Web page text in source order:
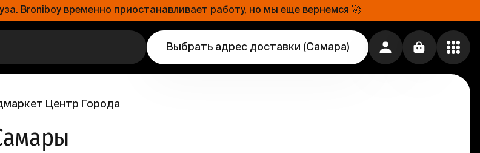
Broniboy временно приостанавливает работу, но мы еще вернемся 🚀
Выбрать адрес доставки (Самара)
Центр Города